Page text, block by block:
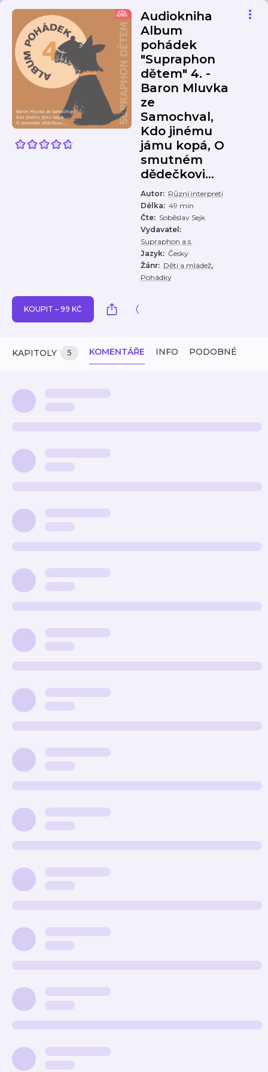
Audiokniha
Album
pohádek
"Supraphon
dětem" 4. -
Baron Mluvka
ze
Samochval,
Kdo jinému
jámu kopá, O
smutném
dědečkovi...
Autor: Různí interpreti
Délka: 49 min
Čte: Soběslav Sejk
Vydavatel :
Supraphon a.s.
Jazyk: Česky
Žánr: Děti a mládež,
Pohádky
KOUPIT – 99 KČ
KAPITOLY 5 KOMENTÁŘE INFO PODOBNÉ